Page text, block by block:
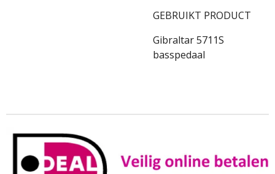
GEBRUIKT PRODUCT
Gibraltar 5711S
basspedaal